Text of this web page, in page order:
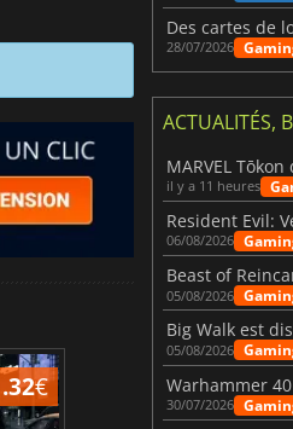
€
28/07/2026
ACTUALITÉS,
il y a 11 heures
06/08/2026
05/08/2026
05/08/2026
30/07/2026